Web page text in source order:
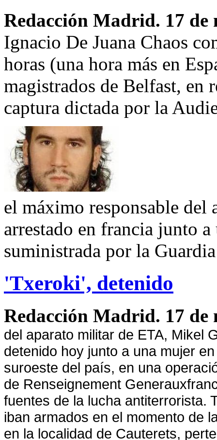
Redacción Madrid. 17 de
Ignacio De Juana Chaos
horas (una hora más en
magistrados de Belfast, en
captura dictada por la
el máximo responsable
arrestado en francia junto
suministrada por la
'Txeroki', detenido
Redacción Madrid. 17
del aparato militar de ETA, Mikel
detenido hoy junto a una mujer
suroeste del país, en una
de Renseignement
fuentes de la lucha antiterrorista.
iban armados en el momento de
en la localidad de Cauterets,